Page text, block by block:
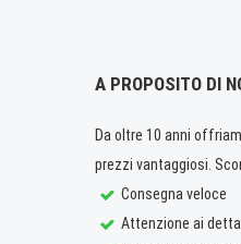
A PROPOSITO DI
Da oltre 10 anni
prezzi vantaggiosi.
Consegna veloce
Attenzione ai